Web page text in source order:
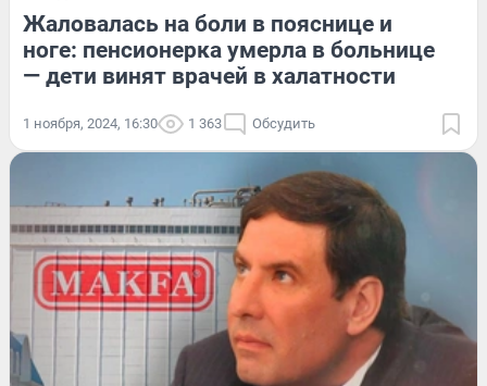
Жаловалась на боли в пояснице и
ноге: пенсионерка умерла в больнице
— дети винят врачей в халатности
1 ноября, 2024, 16:30 1 363 Обсудить